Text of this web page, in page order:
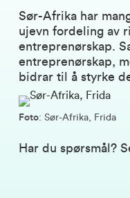
Sør-Afrika har
ujevn fordeling av
entreprenørskap.
entreprenørskap,
bidrar til å styrke
Foto: Sør-Afrika, Frida
Har du spørsmål?